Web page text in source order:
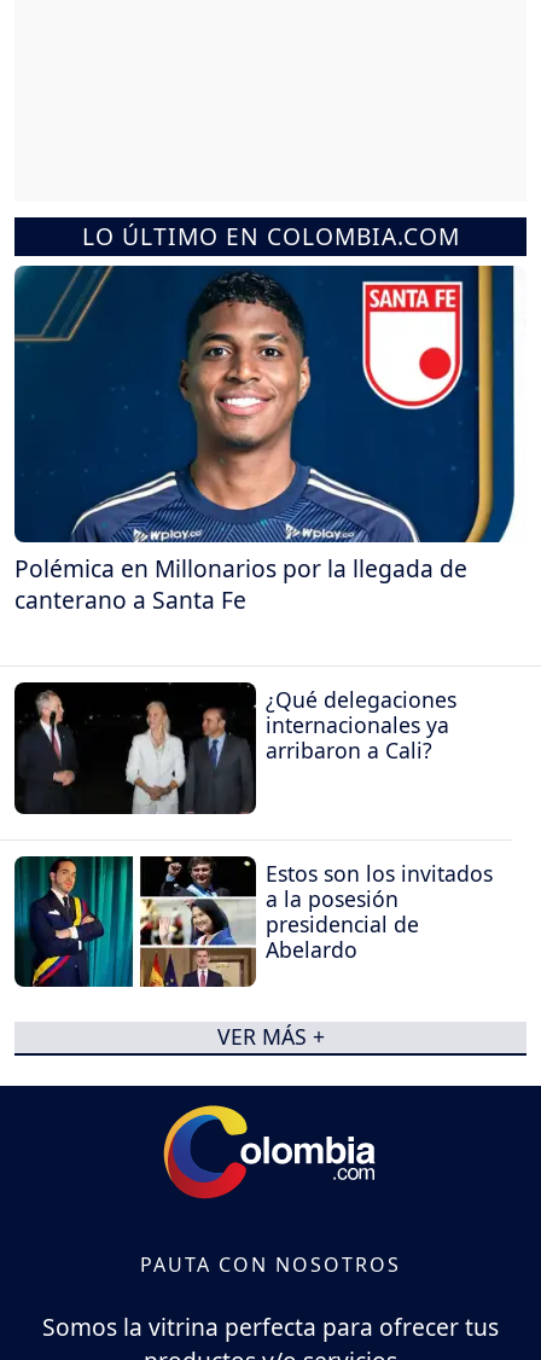
LO ÚLTIMO EN COLOMBIA.COM
Polémica en Millonarios por la llegada de
canterano a Santa Fe
¿Qué delegaciones
internacionales ya
arribaron a Cali?
Estos son los invitados
a la posesión
presidencial de
Abelardo
VER MÁS +
PAUTA CON NOSOTROS
Somos la vitrina perfecta para ofrecer tus